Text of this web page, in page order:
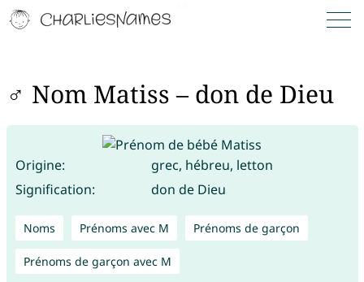
♂ Nom Matiss – don de Dieu
Origine:
grec, hébreu, letton
Signification:
don de Dieu
Noms Prénoms avec M Prénoms de garçon
Prénoms de garçon avec M